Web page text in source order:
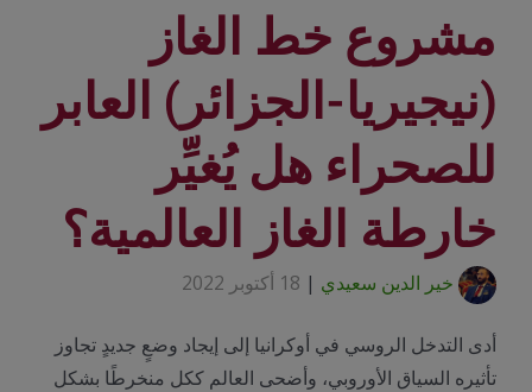
مشروع خط الغاز
(نيجيريا-الجزائر) العابر
للصحراء هل يُغيِّر
خارطة الغاز العالمية؟
خير الدين سعيدي | 18 أكتوبر 2022
أدى التدخل الروسي في أوكرانيا إلى إيجاد وضعٍ جديدٍ تجاوز
تأثيره السياق الأوروبي، وأضحى العالم ككل منخرطًا بشكل